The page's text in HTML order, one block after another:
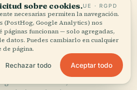
a la vista.
por el equipo editorial de
históricos, archivos
sobre cookies.UE · RGPD
necesarias permiten la navegación.
(PostHog, Google Analytics) nos
páginas funcionan — solo agregadas,
datos. Puedes cambiarlo en cualquier
de página.
Rechazar todo Aceptar todo